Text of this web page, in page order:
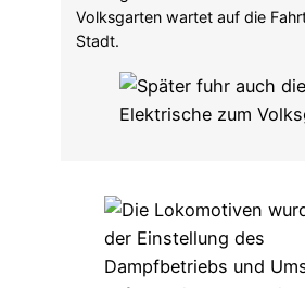
Volksgarten wartet auf die
Stadt.